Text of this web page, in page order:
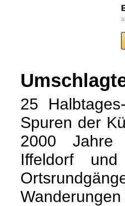
25
Spuren der
2000 Jahre
Iffeldorf